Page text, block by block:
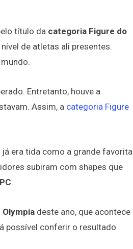
título da categoria Figure do
de atletas ali presentes.
Entretanto, houve a
Assim, a categoria Figure
já era tida como a grande favorita
subiram com shapes que
.
Olympia deste ano, que acontece
possível conferir o resultado